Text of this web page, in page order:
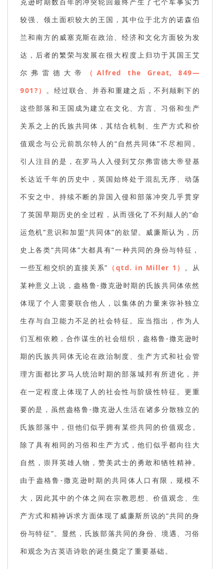
较强、领土面积较大的王国，其中位于北方的诺森伯
兰和南方的威塞克斯在政治、经济和文化方面较为发
达，后者的繁荣与发展在很大程度上归功于其国王艾
尔弗雷德大帝
（Alfred the Great, 849—
901?）
。经过联合、并吞和重建之后，不列颠剩下的
这些部落和王国成为建立在文化、方言、习俗和生产
关系之上的氏族共同体，其结合机制、生产方式和价
值观念与公元前凯尔特人的“自然共同体”不尽相同。
引人注目的是，在罗马人入侵到艾尔弗雷德大帝登基
长达近千年的历史中，英国始终处于混乱无序、动荡
不安之中。持续不断的异国入侵和部落冲突几乎贯穿
了英国早期历史的全过程，从而强化了不列颠人的“命
运危机”意识和加盟“共同体”的欲望。威廉斯认为，历
史上各类“共同体”大都具有“一种共同的身份与特征，
一些互相交织的直接关系” （qtd. in Miller 1）
。从
某种意义上说，盎格鲁-撒克逊时期的氏族共同体依然
体现了个人需要联合他人，以集体的力量来弥补独立
生存与自卫能力不足的社会特征。应当指出，作为人
们互相依赖，合作谋生的社会组织，盎格鲁-撒克逊时
期的氏族共同体无论在政治制度、生产方式和社会管
理方面都比罗马人统治时期的部落城邦有所进化，并
在一定程度上体现了人的社会性与阶级性特征。更重
要的是，虽然盎格鲁-撒克逊人生活在诸多分散独立的
氏族部落中，但他们似乎拥有某些共同的价值观念。
除了具有相同的习俗和生产方式，他们似乎都向往大
自然，崇拜英雄人物，赞美武士的勇敢和牺牲精神。
由于盎格鲁-撒克逊时期的共同体人口有限，规模不
大，因此其中的个体之间在宗教思想、价值观念、生
产方式和精神诉求方面体现了威廉斯所说的“共同的身
份与特征”。显然，氏族部落共同的身份、境遇、习俗
和观念为古英语诗歌的诞生奠定了重要基础。